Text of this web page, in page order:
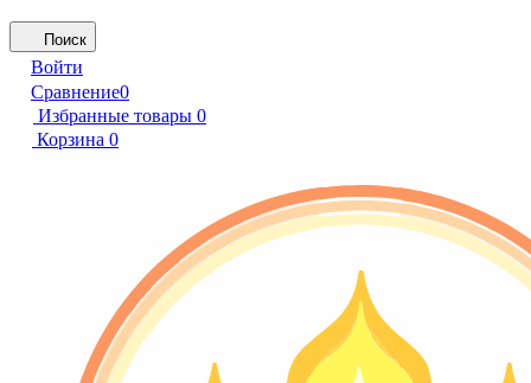
Поиск
Войти
Сравнение0
Избранные товары 0
Корзина 0